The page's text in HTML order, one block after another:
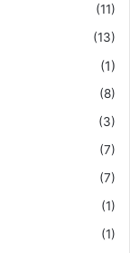
(11)
(13)
(1)
(8)
(3)
(7)
(7)
(1)
(1)